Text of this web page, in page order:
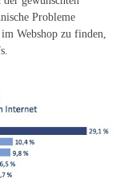
Probleme
Webshop zu finden,